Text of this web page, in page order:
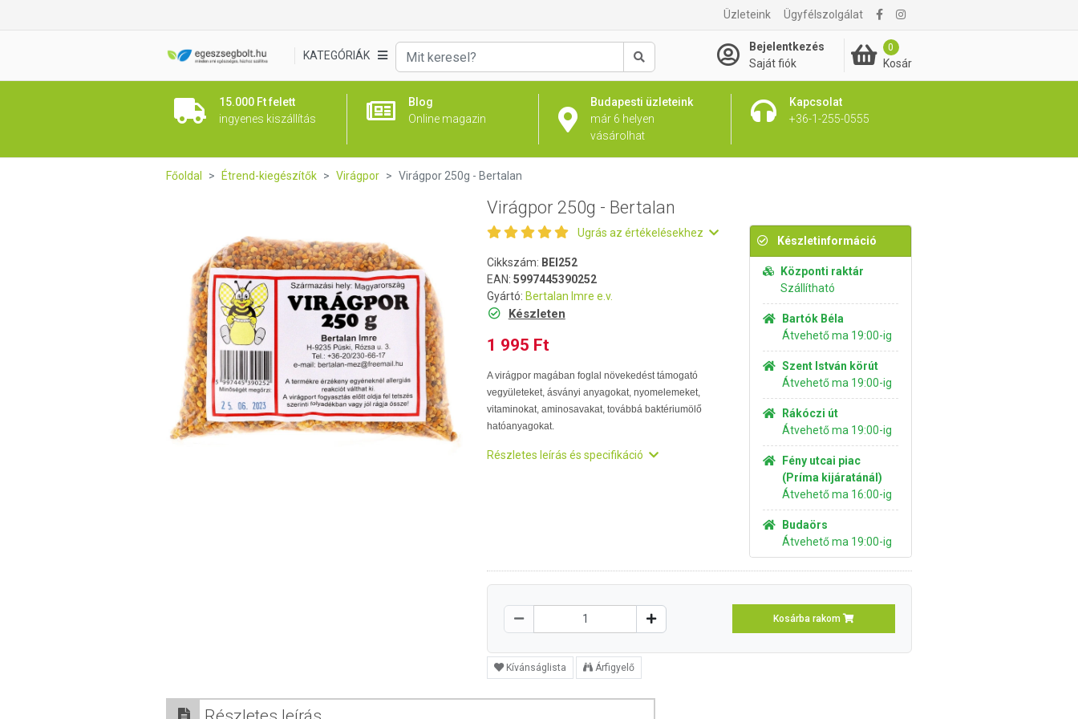
Üzleteink Ügyfélszolgálat
KATEGÓRIÁK
Keresés
Bejelentkezés
Saját fiók
0
Kosár
15.000 Ft felett
ingyenes kiszállítás
Blog
Online magazin
Budapesti üzleteink
már 6 helyen
vásárolhat
Kapcsolat
+36-1-255-0555
1 995 Ft Kosárba rakom
Főoldal Étrend-kiegészítők Virágpor Virágpor 250g - Bertalan
Virágpor 250g - Bertalan
Ugrás az értékelésekhez
Cikkszám: BEI252
EAN: 5997445390252
Gyártó: Bertalan Imre e.v.
Készleten
1 995 Ft
A virágpor magában foglal növekedést támogató
vegyületeket, ásványi anyagokat, nyomelemeket,
vitaminokat, aminosavakat, továbbá baktériumölő
hatóanyagokat.
Részletes leírás és specifikáció
Készletinformáció
Központi raktár
Szállítható
Bartók Béla
Átvehető ma 19:00-ig
Szent István körút
Átvehető ma 19:00-ig
Rákóczi út
Átvehető ma 19:00-ig
Fény utcai piac
(Príma kijáratánál)
Átvehető ma 16:00-ig
Budaörs
Átvehető ma 19:00-ig
Kosárba rakom
Kívánságlista Árfigyelő